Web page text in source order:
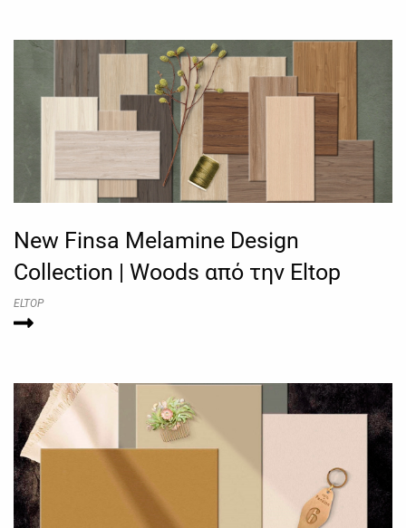
New Finsa Melamine Design
Collection | Woods από την Eltop
ELTOP